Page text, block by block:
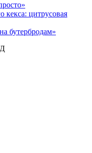
кекса: цитрусовая
бутербродам»